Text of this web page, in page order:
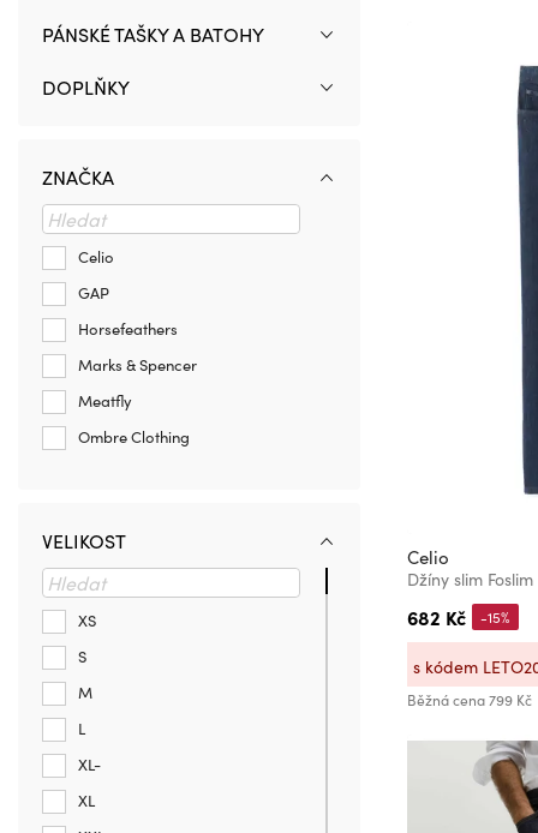
Celio
Džíny slim Foslim
682 Kč
Běžná cena 799 Kč
-15%
s kódem
PÁNSKÉ TAŠKY A BATOHY
DOPLŇKY
ZNAČKA
Celio
GAP
Horsefeathers
Marks & Spencer
Meatfly
Ombre Clothing
VELIKOST
XS
S
M
L
XL-
XL